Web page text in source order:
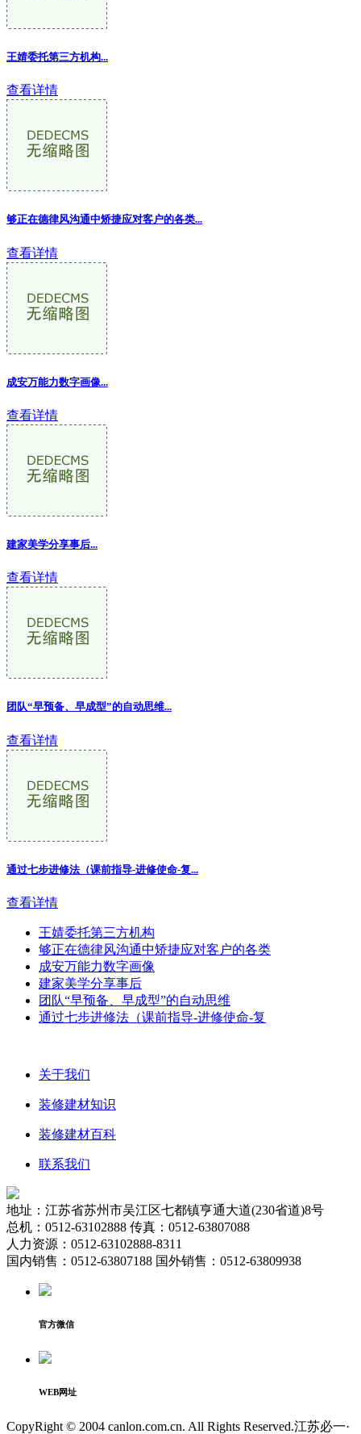
王婧委托第三方机构...
查看详情
够正在德律风沟通中矫捷应对客户的各类...
查看详情
成安万能力数字画像...
查看详情
建家美学分享事后...
查看详情
团队“早预备、早成型”的自动思维...
查看详情
通过七步进修法（课前指导-进修使命-复...
查看详情
王婧委托第三方机构
够正在德律风沟通中矫捷应对客户的各类
成安万能力数字画像
建家美学分享事后
团队“早预备、早成型”的自动思维
通过七步进修法（课前指导-进修使命-复
关于我们
装修建材知识
装修建材百科
联系我们
地址：江苏省苏州市吴江区七都镇亨通大道(230省道)8号
总机：0512-63102888 传真：0512-63807088
人力资源：0512-63102888-8311
国内销售：0512-63807188 国外销售：0512-63809938
官方微信
WEB网址
CopyRight © 2004 canlon.com.cn. All Rights Reserved.江苏必一·